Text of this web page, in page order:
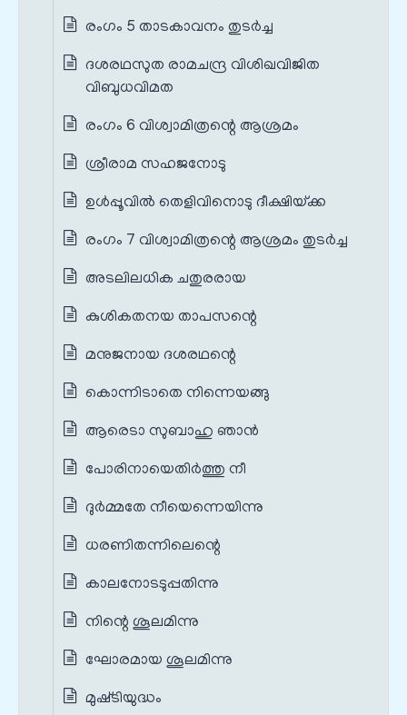
രംഗം 5 താടകാവനം തുടർച്ച
ദശരഥസുത രാമചന്ദ്ര വിശിഖവിജിത
വിബുധവിമത
രംഗം 6 വിശ്വാമിത്രന്റെ ആശ്രമം
ശ്രീരാമ സഹജനോടു
ഉള്‍പ്പൂവില്‍ തെളിവിനൊടു ദീക്ഷിയ്‌ക്ക
രംഗം 7 വിശ്വാമിത്രന്റെ ആശ്രമം തുടർച്ച
അടലിലധിക ചതുരരായ
കുശികതനയ താപസന്റെ
മനുജനായ ദശരഥന്റെ
കൊന്നിടാതെ നിന്നെയങ്ങു
ആരെടാ സുബാഹു ഞാന്‍
പോരിനായെതിര്‍ത്തു നീ
ദുര്‍മ്മതേ നീയെന്നെയിന്നു
ധരണിതന്നിലെന്റെ
കാലനോടടുപ്പതിന്നു
നിന്റെ ശൂലമിന്നു
ഘോരമായ ശൂലമിന്നു
മുഷ്‌ടിയുദ്ധം